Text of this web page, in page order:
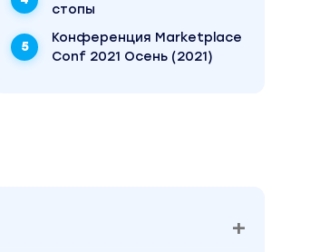
стопы
Конференция Marketplace
Conf 2021 Осень (2021)